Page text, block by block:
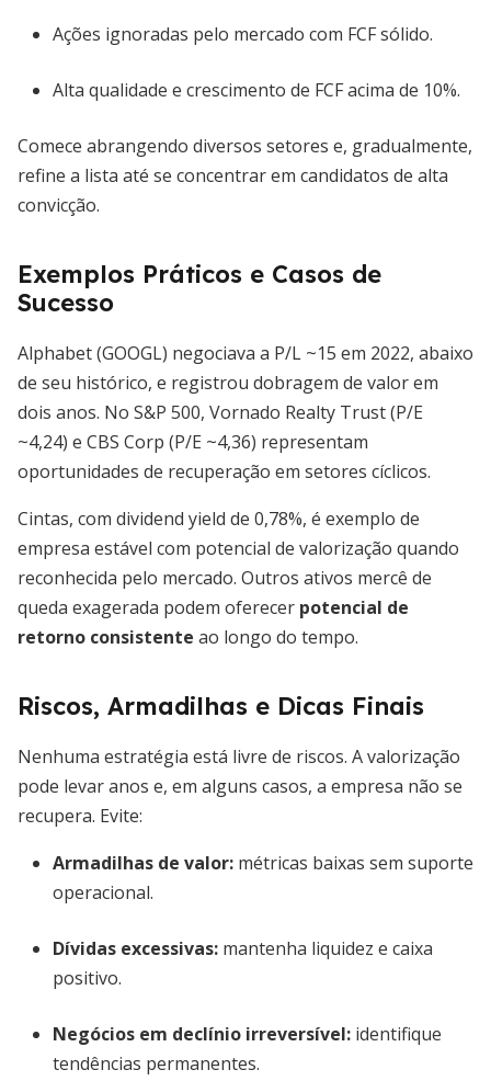
Ações ignoradas pelo mercado com FCF sólido.
Alta qualidade e crescimento de FCF acima de 10%.
Comece abrangendo diversos setores e, gradualmente,
refine a lista até se concentrar em candidatos de alta
convicção.
Exemplos Práticos e Casos de
Sucesso
Alphabet (GOOGL) negociava a P/L ~15 em 2022, abaixo
de seu histórico, e registrou dobragem de valor em
dois anos. No S&P 500, Vornado Realty Trust (P/E
~4,24) e CBS Corp (P/E ~4,36) representam
oportunidades de recuperação em setores cíclicos.
Cintas, com dividend yield de 0,78%, é exemplo de
empresa estável com potencial de valorização quando
reconhecida pelo mercado. Outros ativos mercê de
queda exagerada podem oferecer potencial de
retorno consistente ao longo do tempo.
Riscos, Armadilhas e Dicas Finais
Nenhuma estratégia está livre de riscos. A valorização
pode levar anos e, em alguns casos, a empresa não se
recupera. Evite:
Armadilhas de valor: métricas baixas sem suporte
operacional.
Dívidas excessivas: mantenha liquidez e caixa
positivo.
Negócios em declínio irreversível: identifique
tendências permanentes.